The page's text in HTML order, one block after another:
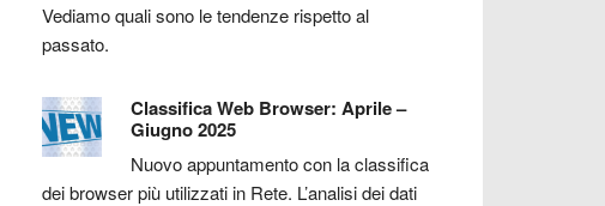
Vediamo quali sono le tendenze rispetto al
passato.
Classifica Web Browser: Aprile –
Giugno 2025
Nuovo appuntamento con la classifica
dei browser più utilizzati in Rete. L’analisi dei dati